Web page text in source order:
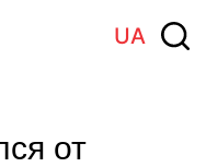
UA
от